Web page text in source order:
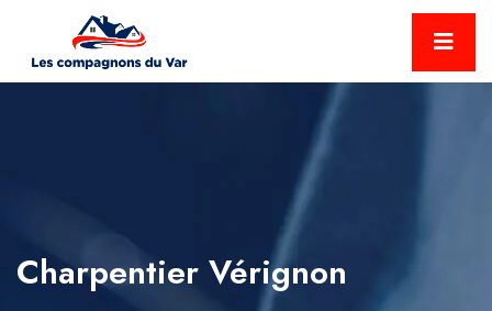
Charpentier Vérignon